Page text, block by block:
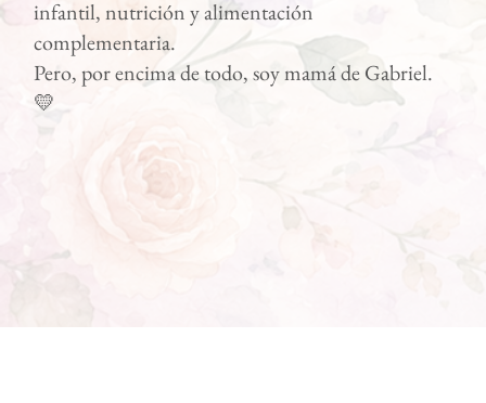
infantil, nutrición y alimentación
complementaria.
Pero, por encima de todo, soy mamá de Gabriel.
💛